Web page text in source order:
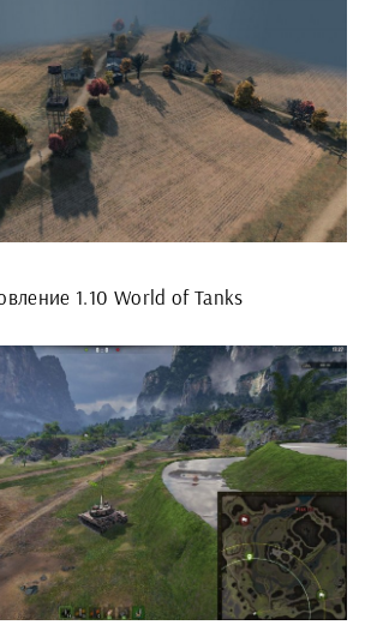
1.10 World of Tanks